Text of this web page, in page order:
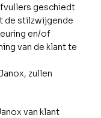
geschiedt
de stilzwijgende
en/of
van de klant te
zullen
van klant